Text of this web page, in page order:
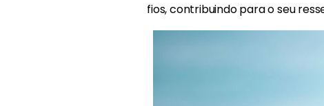
fios, contribuindo para o seu